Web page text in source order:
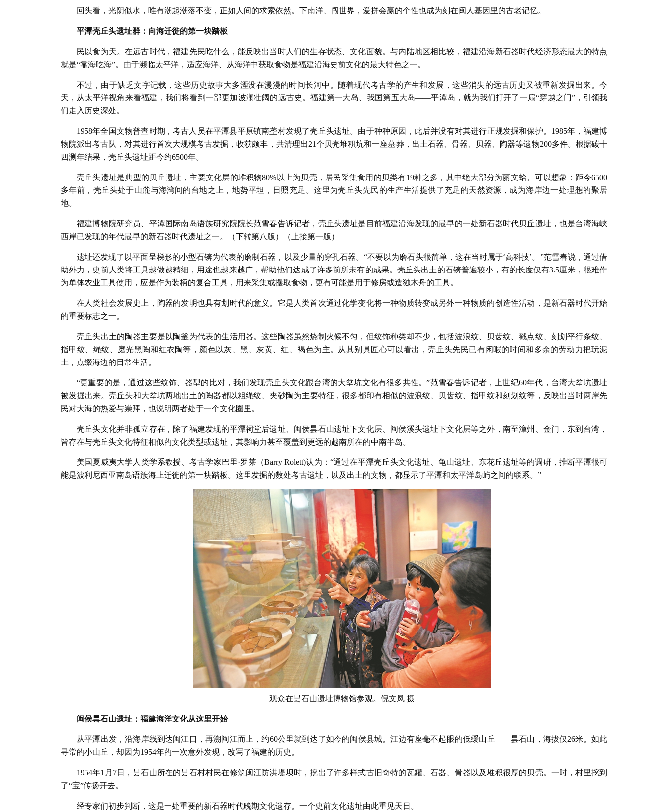
回头看，光阴似水，唯有潮起潮落不变，正如人间的求索依然。下南洋、闯世界，爱拼会赢的个性也成为刻在闽人基因里的古老记忆。
平潭壳丘头遗址群：向海迁徙的第一块踏板
民以食为天。在远古时代，福建先民吃什么，能反映出当时人们的生存状态、文化面貌。与内陆地区相比较，福建沿海新石器时代经济形态最大的特点
就是“靠海吃海”。由于濒临太平洋，适应海洋、从海洋中获取食物是福建沿海史前文化的最大特色之一。
不过，由于缺乏文字记载，这些历史故事大多湮没在漫漫的时间长河中。随着现代考古学的产生和发展，这些消失的远古历史又被重新发掘出来。今
天，从太平洋视角来看福建，我们将看到一部更加波澜壮阔的远古史。福建第一大岛、我国第五大岛——平潭岛，就为我们打开了一扇“穿越之门”，引领我
们走入历史深处。
1958年全国文物普查时期，考古人员在平潭县平原镇南垄村发现了壳丘头遗址。由于种种原因，此后并没有对其进行正规发掘和保护。1985年，福建博
物院派出考古队，对其进行首次大规模考古发掘，收获颇丰，共清理出21个贝壳堆积坑和一座墓葬，出土石器、骨器、贝器、陶器等遗物200多件。根据碳十
四测年结果，壳丘头遗址距今约6500年。
壳丘头遗址是典型的贝丘遗址，主要文化层的堆积物80%以上为贝壳，居民采集食用的贝类有19种之多，其中绝大部分为丽文蛤。可以想象：距今6500
多年前，壳丘头处于山麓与海湾间的台地之上，地势平坦，日照充足。这里为壳丘头先民的生产生活提供了充足的天然资源，成为海岸边一处理想的聚居
地。
福建博物院研究员、平潭国际南岛语族研究院院长范雪春告诉记者，壳丘头遗址是目前福建沿海发现的最早的一处新石器时代贝丘遗址，也是台湾海峡
西岸已发现的年代最早的新石器时代遗址之一。（下转第八版）（上接第一版）
遗址还发现了以平面呈梯形的小型石锛为代表的磨制石器，以及少量的穿孔石器。“不要以为磨石头很简单，这在当时属于‘高科技’。”范雪春说，通过借
助外力，史前人类将工具越做越精细，用途也越来越广，帮助他们达成了许多前所未有的成果。壳丘头出土的石锛普遍较小，有的长度仅有3.5厘米，很难作
为单体农业工具使用，应是作为装柄的复合工具，用来采集或攫取食物，更有可能是用于修房或造独木舟的工具。
在人类社会发展史上，陶器的发明也具有划时代的意义。它是人类首次通过化学变化将一种物质转变成另外一种物质的创造性活动，是新石器时代开始
的重要标志之一。
壳丘头出土的陶器主要是以陶釜为代表的生活用器。这些陶器虽然烧制火候不匀，但纹饰种类却不少，包括波浪纹、贝齿纹、戳点纹、刻划平行条纹、
指甲纹、绳纹、磨光黑陶和红衣陶等，颜色以灰、黑、灰黄、红、褐色为主。从其别具匠心可以看出，壳丘头先民已有闲暇的时间和多余的劳动力把玩泥
土，点缀海边的日常生活。
“更重要的是，通过这些纹饰、器型的比对，我们发现壳丘头文化跟台湾的大坌坑文化有很多共性。”范雪春告诉记者，上世纪60年代，台湾大坌坑遗址
被发掘出来。壳丘头和大坌坑两地出土的陶器都以粗绳纹、夹砂陶为主要特征，很多都印有相似的波浪纹、贝齿纹、指甲纹和刻划纹等，反映出当时两岸先
民对大海的热爱与崇拜，也说明两者处于一个文化圈里。
壳丘头文化并非孤立存在，除了福建发现的平潭祠堂后遗址、闽侯昙石山遗址下文化层、闽侯溪头遗址下文化层等之外，南至漳州、金门，东到台湾，
皆存在与壳丘头文化特征相似的文化类型或遗址，其影响力甚至覆盖到更远的越南所在的中南半岛。
美国夏威夷大学人类学系教授、考古学家巴里·罗莱（Barry Rolett)认为：“通过在平潭壳丘头文化遗址、龟山遗址、东花丘遗址等的调研，推断平潭很可
能是波利尼西亚南岛语族海上迁徙的第一块踏板。这里发掘的数处考古遗址，以及出土的文物，都显示了平潭和太平洋岛屿之间的联系。”
观众在昙石山遗址博物馆参观。倪文凤 摄
闽侯昙石山遗址：福建海洋文化从这里开始
从平潭出发，沿海岸线到达闽江口，再溯闽江而上，约60公里就到达了如今的闽侯县城。江边有座毫不起眼的低缓山丘——昙石山，海拔仅26米。如此
寻常的小山丘，却因为1954年的一次意外发现，改写了福建的历史。
1954年1月7日，昙石山所在的昙石村村民在修筑闽江防洪堤坝时，挖出了许多样式古旧奇特的瓦罐、石器、骨器以及堆积很厚的贝壳。一时，村里挖到
了“宝”传扬开去。
经专家们初步判断，这是一处重要的新石器时代晚期文化遗存。一个史前文化遗址由此重见天日。